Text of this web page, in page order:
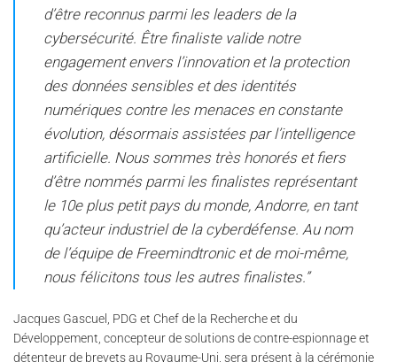
d’être reconnus parmi les leaders de la
cybersécurité. Être finaliste valide notre
engagement envers l’innovation et la protection
des données sensibles et des identités
numériques contre les menaces en constante
évolution, désormais assistées par l’intelligence
artificielle. Nous sommes très honorés et fiers
d’être nommés parmi les finalistes représentant
le 10e plus petit pays du monde, Andorre, en tant
qu’acteur industriel de la cyberdéfense. Au nom
de l’équipe de Freemindtronic et de moi-même,
nous félicitons tous les autres finalistes.”
Jacques Gascuel, PDG et Chef de la Recherche et du
Développement, concepteur de solutions de contre-espionnage et
détenteur de brevets au Royaume-Uni, sera présent à la cérémonie